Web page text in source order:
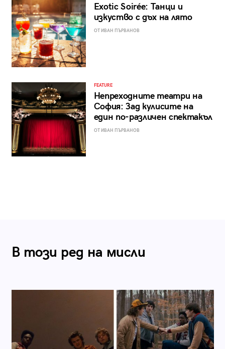
Exotic Soirée: Танци и
изкуство с дъх на лято
ОТ ИВАН ПЪРВАНОВ
FEATURE
Непреходните театри на
София: Зад кулисите на
един по-различен спектакъл
ОТ ИВАН ПЪРВАНОВ
В този ред на мисли